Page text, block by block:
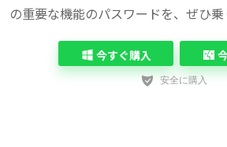
の重要な機能のパスワードを、ぜひ乗
今すぐ購入